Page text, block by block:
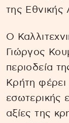
της Εθνικής
O
Γιώργος
περιοδεία
Κρήτη φέρει
εσωτερικής
αξίες της